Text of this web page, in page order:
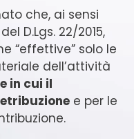
che, ai sensi
D.Lgs. 22/2015,
“effettive” solo le
dell’attività
in cui il
e per le